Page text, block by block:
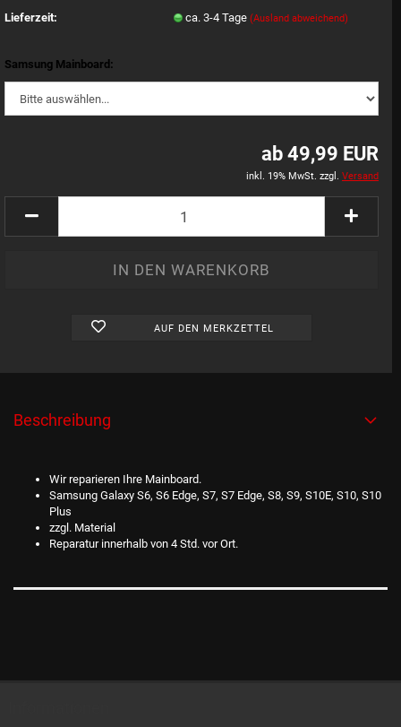
Lieferzeit: ca. 3-4 Tage(Ausland abweichend)
Samsung Mainboard:
ab 49,99 EUR
inkl. 19% MwSt. zzgl. Versand
AUF DEN MERKZETTEL
Beschreibung
Wir reparieren Ihre Mainboard.
Samsung Galaxy S6, S6 Edge, S7, S7 Edge, S8, S9, S10E, S10, S10
Plus
zzgl. Material
Reparatur innerhalb von 4 Std. vor Ort.